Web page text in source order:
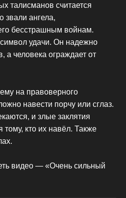
талисманов считается
звали ангела,
бесстрашным войнам.
удачи. Он надежно
а человека ограждает от
на правоверного
навести порчу или сглаз.
и злые заклятия
кто их навёл. Также
видео — «Очень сильный